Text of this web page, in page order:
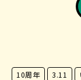
10周年 3.11